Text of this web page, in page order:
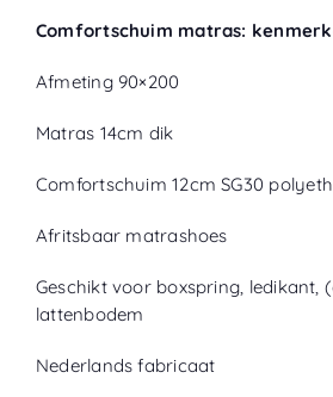
Comfortschuim matras:
Afmeting 90×200
Matras 14cm dik
Comfortschuim 12cm SG30
Afritsbaar matrashoes
Geschikt voor boxspring, ledikant,
lattenbodem
Nederlands fabricaat